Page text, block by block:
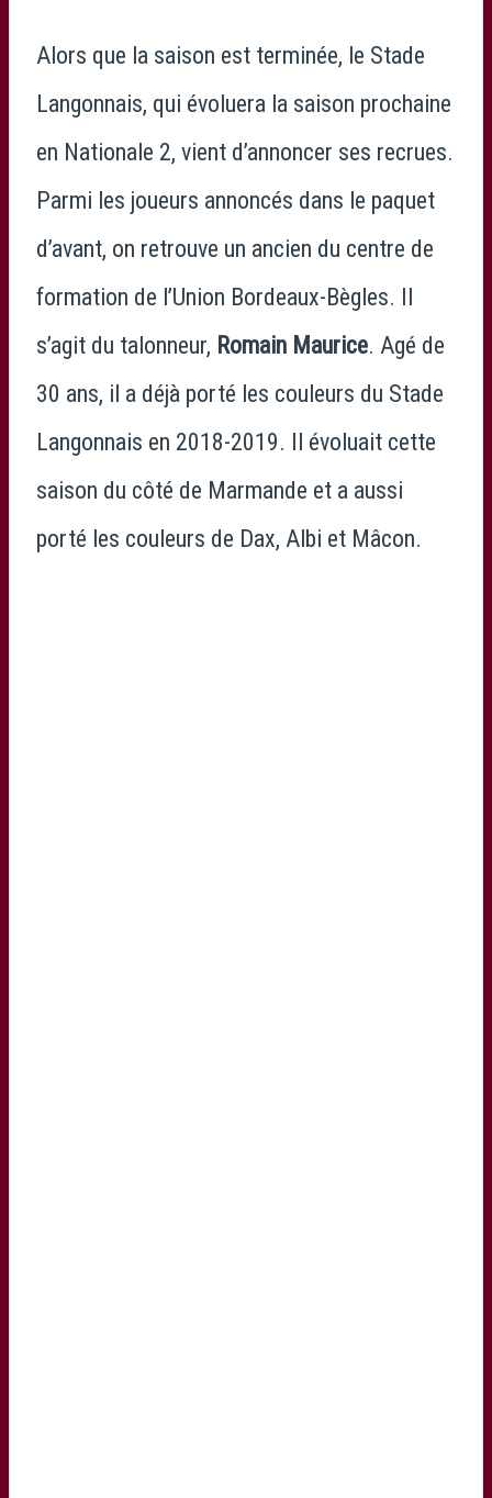
Alors que la saison est terminée, le Stade
Langonnais, qui évoluera la saison prochaine
en Nationale 2, vient d’annoncer ses recrues.
Parmi les joueurs annoncés dans le paquet
d’avant, on retrouve un ancien du centre de
formation de l’Union Bordeaux-Bègles. Il
s’agit du talonneur, Romain Maurice. Agé de
30 ans, il a déjà porté les couleurs du Stade
Langonnais en 2018-2019. Il évoluait cette
saison du côté de Marmande et a aussi
porté les couleurs de Dax, Albi et Mâcon.